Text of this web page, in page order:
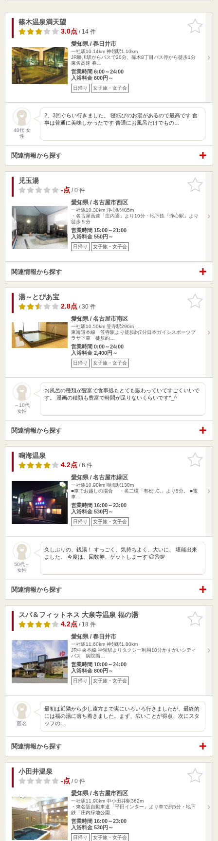
お気に入
りに追加
篠木温泉満天望
3.0点/ 14 件
愛知県 / 春日井市
一社駅10.14km 神領駅1.10km
JR勝川駅からバスで20分、篠木8丁目バス停から徒歩1分
東名高速 春…
営業時間 6:00～24:00
入浴料金 600円～
日帰り 女子旅・女子会
40代 女
性
2、3回ぐらい行きました。 寝転びのお湯があるので最高です 食
事は普通に美味しかったです 普通にお風呂だけでもの…
関連情報から探す
お気に入
りに追加
児玉湯
-点/ 0 件
愛知県 / 名古屋市西区
一社駅10.30km 浄心駅405m
・名古屋高速「庄内通」より10分・地下鉄「浄心駅」より
徒歩５分
営業時間 15:00～21:00
入浴料金 550円～
日帰り 女子旅・女子会
関連情報から探す
お気に入
りに追加
湯～とぴあ宝
2.8点/ 30 件
愛知県 / 名古屋市南区
一社駅10.50km 笠寺駅296m
東海道本線 笠寺駅より徒歩約7分日本ガイシスポーツプ
ラザ下車 徒歩約…
営業時間 0:00～24:00
入浴料金 2,400円～
日帰り 女子旅・女子会
～10代
女性
お風呂の種類が豊富で食事処もとても賑わっていてすごくいいで
す。 漫画の種類も豊富で時間が足りないくらいです^_^
関連情報から探す
お気に入
りに追加
鳴海温泉
4.2点/ 6 件
愛知県 / 名古屋市緑区
一社駅10.90km 鳴海駅138m
■車でお越しの場合 ・名二環「有松I.C.」より5分。 ■電
車…
営業時間 16:00～23:00
入浴料金 530円～
日帰り 女子旅・女子会
50代～
女性
久しぶりの、銭湯！ すっごく、気持ちよく、大いに、 堪能出来
ました。 今度は、回数券、ゲットしまーす 😃😍💯
関連情報から探す
お気に入
りに追加
スパ＆フィットネス 大泉寺温泉 福の湯
4.2点/ 18 件
愛知県 / 春日井市
一社駅11.60km 神領駅1.80km
JR中央本線 神領駅よりタクシー利用10分かすがいシティ
バス 病院循…
営業時間 10:00～24:00
入浴料金 800円～
日帰り 女子旅・女子会
匿名
最初は近隣から少し遠方まで実にいろいろ行きましたが、最終的
には福の湯に落ち着きました。まず、広いことが得点、次にスタ
ッフの…
関連情報から探す
お気に入
りに追加
小田井温泉
-点/ 0 件
愛知県 / 名古屋市西区
一社駅11.90km 中小田井駅362m
・東名阪自動車道「平田インター」より車で約5分・地下
鉄「庄内緑地公園…
営業時間 16:00～23:00
入浴料金 530円～
日帰り 女子旅・女子会